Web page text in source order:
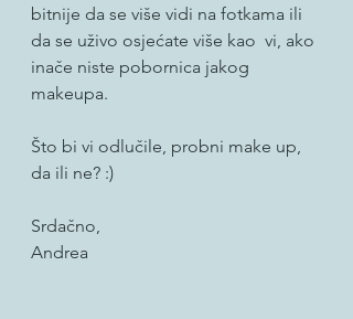
bitnije da se više vidi na fotkama ili
da se uživo osjećate više kao  vi, ako
inače niste pobornica jakog
makeupa.
Što bi vi odlučile, probni make up,
da ili ne? :)
Srdačno,
Andrea